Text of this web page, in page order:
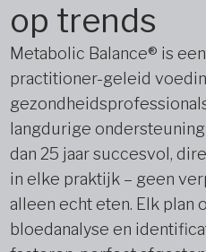
op trends
Metabolic Balance® is
practitioner-geleid
langdurige
dan 25 jaar succesvol,
in elke praktijk – geen
alleen echt eten. Elk plan
bloedanalyse en